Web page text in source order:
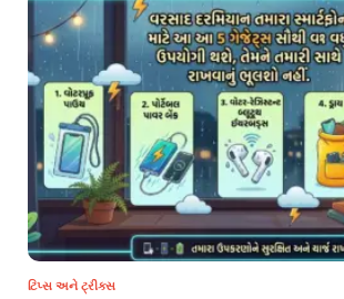
ટિપ્સ અને ટ્રીક્સ